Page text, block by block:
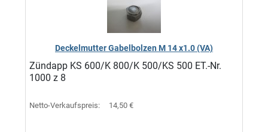
Deckelmutter Gabelbolzen M 14 x1.0 (VA)
Zündapp KS 600/K 800/K 500/KS 500 ET.-Nr.
1000 z 8
Netto-Verkaufspreis: 14,50 €